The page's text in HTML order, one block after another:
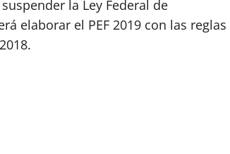
la Ley Federal de
elaborar el PEF 2019 con las reglas